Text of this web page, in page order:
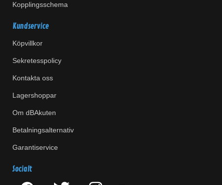
Kopplingsschema
Kundservice
Köpvillkor
Sekretesspolicy
Kontakta oss
Lagershoppar
Om dBAkuten
Betalningsalternativ
Garantiservice
Socialt